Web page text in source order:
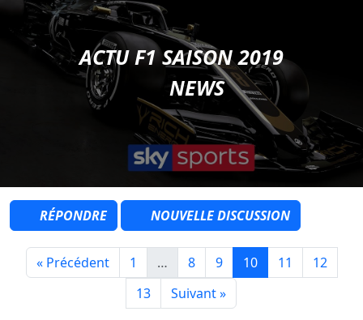
ACTU F1 SAISON 2019
NEWS
RÉPONDRE NOUVELLE DISCUSSION
« Précédent 1 … 8 9 10 11
12
13
Suivant »